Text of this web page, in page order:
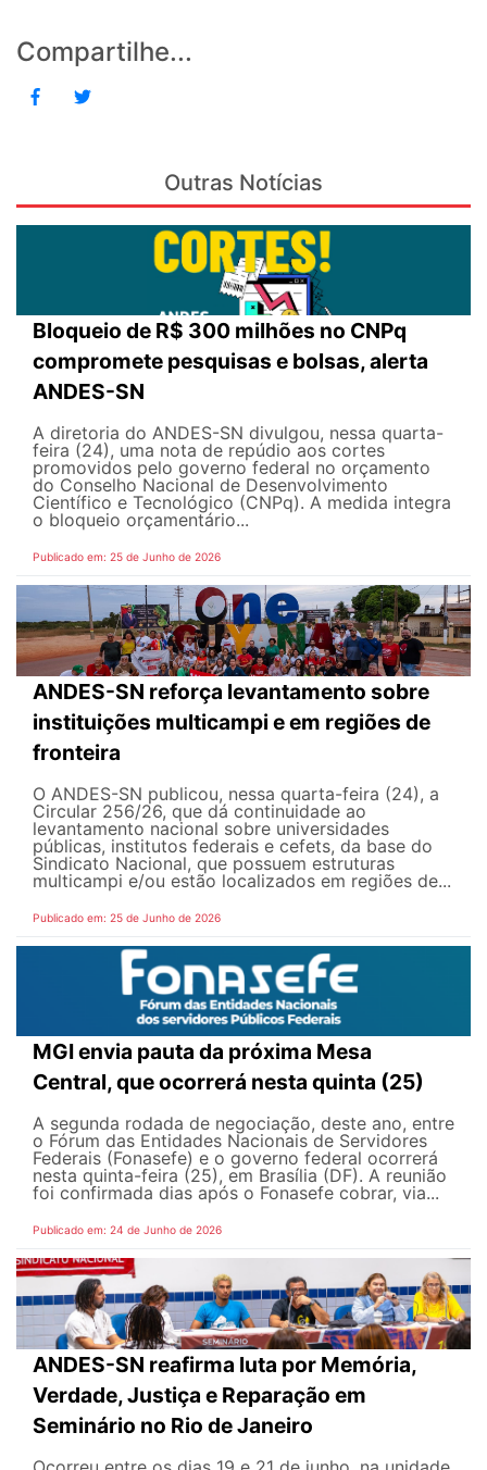
Compartilhe...
Outras Notícias
Bloqueio de R$ 300 milhões no CNPq
compromete pesquisas e bolsas, alerta
ANDES-SN
A diretoria do ANDES-SN divulgou, nessa quarta-
feira (24), uma nota de repúdio aos cortes
promovidos pelo governo federal no orçamento
do Conselho Nacional de Desenvolvimento
Científico e Tecnológico (CNPq). A medida integra
o bloqueio orçamentário...
Publicado em: 25 de Junho de 2026
ANDES-SN reforça levantamento sobre
instituições multicampi e em regiões de
fronteira
O ANDES-SN publicou, nessa quarta-feira (24), a
Circular 256/26, que dá continuidade ao
levantamento nacional sobre universidades
públicas, institutos federais e cefets, da base do
Sindicato Nacional, que possuem estruturas
multicampi e/ou estão localizados em regiões de...
Publicado em: 25 de Junho de 2026
MGI envia pauta da próxima Mesa
Central, que ocorrerá nesta quinta (25)
A segunda rodada de negociação, deste ano, entre
o Fórum das Entidades Nacionais de Servidores
Federais (Fonasefe) e o governo federal ocorrerá
nesta quinta-feira (25), em Brasília (DF). A reunião
foi confirmada dias após o Fonasefe cobrar, via...
Publicado em: 24 de Junho de 2026
ANDES-SN reafirma luta por Memória,
Verdade, Justiça e Reparação em
Seminário no Rio de Janeiro